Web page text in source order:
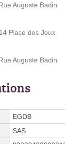
Auguste Badin
Place des Jeux
Auguste Badin
EGDB
SAS